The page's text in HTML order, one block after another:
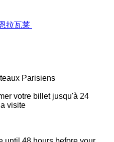
拉瓦莱
Parisiens
votre billet jusqu'à 24
visite